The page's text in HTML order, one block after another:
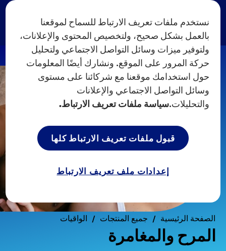
الصفحة الرئيسية جميع المنتجات الواقيات
المرح والمغامرة
نستخدم ملفات تعريف الارتباط للسماح لموقعنا
بالعمل بشكل صحيح، ولتخصيص المحتوى والإعلانات،
ولتوفير ميزات وسائل التواصل الاجتماعي ولتحليل
حركة المرور على الموقع. ونشارك أيضًا المعلومات
حول استخدامك موقعنا مع شركائنا على مستوى
وسائل التواصل الاجتماعي والإعلانات
والتحليلات.سياسة ملفات تعريف الارتباط.
إعدادات ملف تعريف الارتباط
قبول ملفات تعريف الارتباط كلها